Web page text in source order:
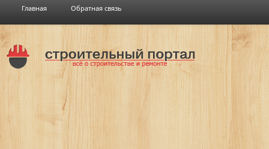
Главная Обратная связь